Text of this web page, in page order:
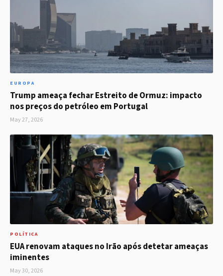
EUROPA
Trump ameaça fechar Estreito de Ormuz: impacto
nos preços do petróleo em Portugal
May 27, 2026
POLÍTICA
EUA renovam ataques no Irão após detetar ameaças
iminentes
May 30, 2026